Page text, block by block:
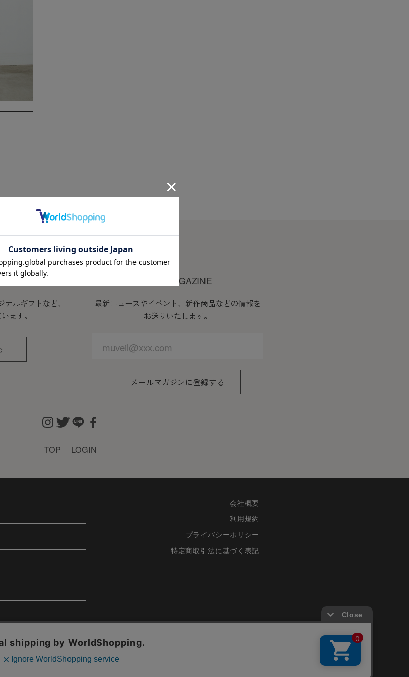
MEMBER
ルギフトなど、
ます。
MAIL MAGAZINE
最新ニュースやイベント、新作商品などの情報を
お送りいたします。
メールマガジンに登録する
TOP LOGIN
会社概要
利用規約
プライバシーポリシー
特定商取引法に基づく表記